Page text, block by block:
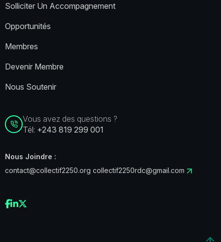
Solliciter Un Accompagnement
Opportunités
Membres
Devenir Membre
Nous Soutenir
Vous avez des questions ?
Tél: +243 819 299 001
Nous Joindre :
contact@collectif2250.org collectif2250rdc@gmail.com